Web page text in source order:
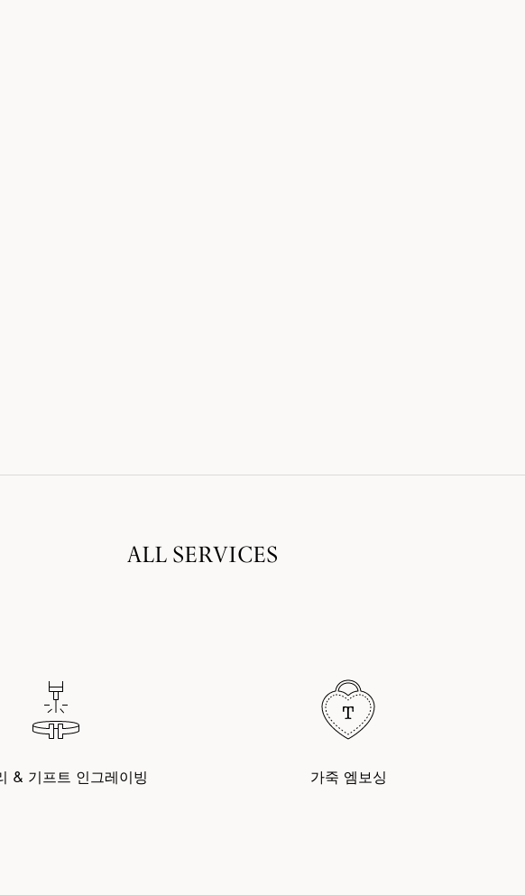
ALL SERVICES
& 기프트 인그레이빙 가죽 엠보싱